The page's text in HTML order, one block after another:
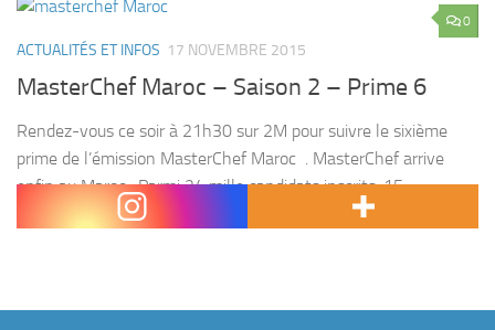
0
ACTUALITÉS ET INFOS 17 NOVEMBRE 2015
MasterChef Maroc – Saison 2 – Prime 6
Rendez-vous ce soir à 21h30 sur 2M pour suivre le sixième
prime de l’émission MasterChef Maroc . MasterChef arrive
enfin au Maroc , Parmi 24 mille candidats inscrits, 15
participent et s’affrontent pour décrocher...